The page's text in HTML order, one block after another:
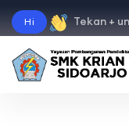
Hi Tekan +
" instagram" "